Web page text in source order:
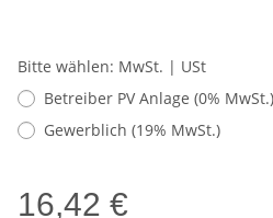
Bitte wählen: MwSt. | USt
Betreiber PV Anlage (0% MwSt.)
Gewerblich (19% MwSt.)
16,42 €